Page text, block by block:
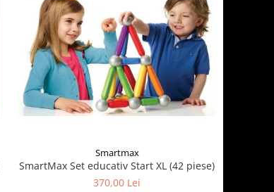
Smartmax
SmartMax Set educativ Start XL (42 piese)
370,00 Lei